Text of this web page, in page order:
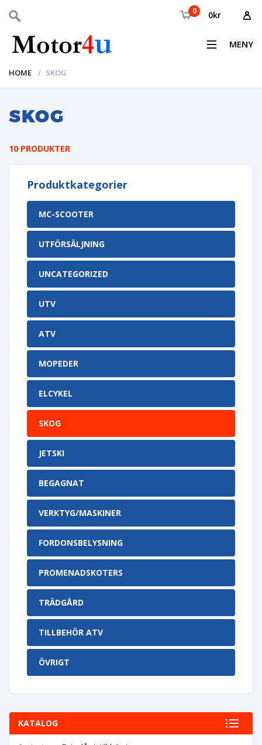
MENY
0 0kr
HOME SKOG
SKOG
10 PRODUKTER
Produktkategorier
MC-SCOOTER
UTFÖRSÄLJNING
UNCATEGORIZED
UTV
ATV
MOPEDER
ELCYKEL
SKOG
JETSKI
BEGAGNAT
VERKTYG/MASKINER
FORDONSBELYSNING
PROMENADSKOTERS
TRÄDGÅRD
TILLBEHÖR ATV
ÖVRIGT
KATALOG